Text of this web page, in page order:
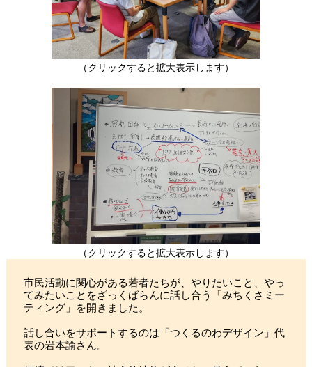
（クリックすると拡大表示します）
（クリックすると拡大表示します）
市民活動に関心がある若者たちが、やりたいこと、やっ
てみたいことをざっくばらんに話し合う「みちくさミー
ティング」を開きました。
話し合いをサポートするのは「つくるのわデザイン」代
表の岩本諭さん。